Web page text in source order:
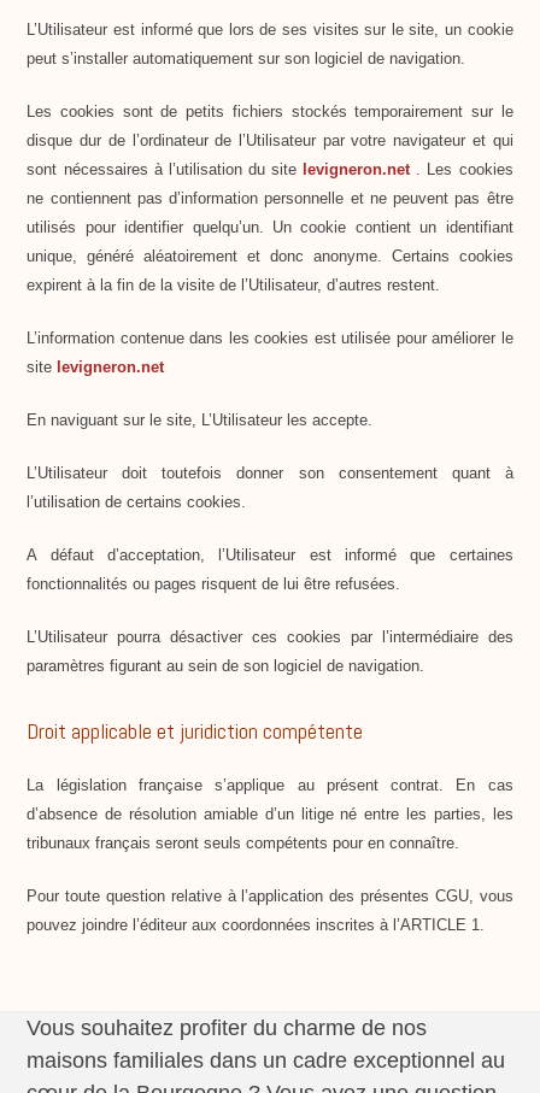
L’Utilisateur est informé que lors de ses visites sur le site, un cookie
peut s’installer automatiquement sur son logiciel de navigation.
Les cookies sont de petits fichiers stockés temporairement sur le
disque dur de l’ordinateur de l’Utilisateur par votre navigateur et qui
sont nécessaires à l’utilisation du site levigneron.net. Les cookies
ne contiennent pas d’information personnelle et ne peuvent pas être
utilisés pour identifier quelqu’un. Un cookie contient un identifiant
unique, généré aléatoirement et donc anonyme. Certains cookies
expirent à la fin de la visite de l’Utilisateur, d’autres restent.
L’information contenue dans les cookies est utilisée pour améliorer le
site levigneron.net
En naviguant sur le site, L’Utilisateur les accepte.
L’Utilisateur doit toutefois donner son consentement quant à
l’utilisation de certains cookies.
A défaut d’acceptation, l’Utilisateur est informé que certaines
fonctionnalités ou pages risquent de lui être refusées.
L’Utilisateur pourra désactiver ces cookies par l’intermédiaire des
paramètres figurant au sein de son logiciel de navigation.
Droit applicable et juridiction compétente
La législation française s’applique au présent contrat. En cas
d’absence de résolution amiable d’un litige né entre les parties, les
tribunaux français seront seuls compétents pour en connaître.
Pour toute question relative à l’application des présentes CGU, vous
pouvez joindre l’éditeur aux coordonnées inscrites à l’ARTICLE 1.
Vous souhaitez profiter du charme de nos
maisons familiales dans un cadre exceptionnel au